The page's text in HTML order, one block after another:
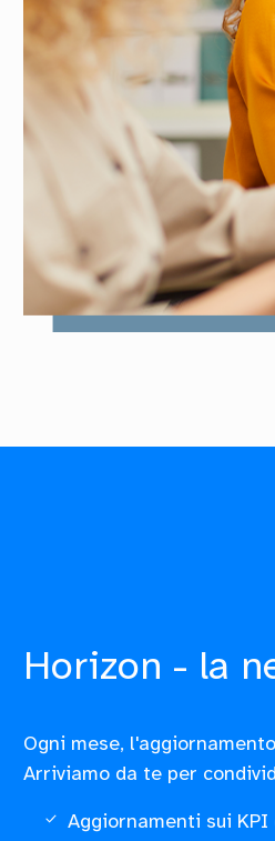
Horizon - la
Ogni mese,
Arriviamo da te per
Aggiornamenti sui